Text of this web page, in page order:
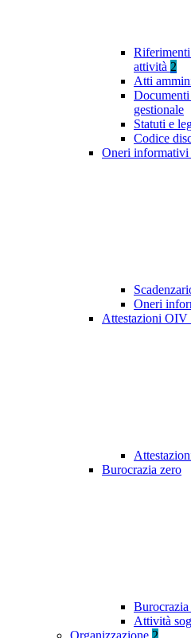
attività 2
Atti
gestionale
Statuti e
Codice
Oneri informativi
Oneri
Attestazioni OIV
Burocrazia zero
Burocrazia
Attività